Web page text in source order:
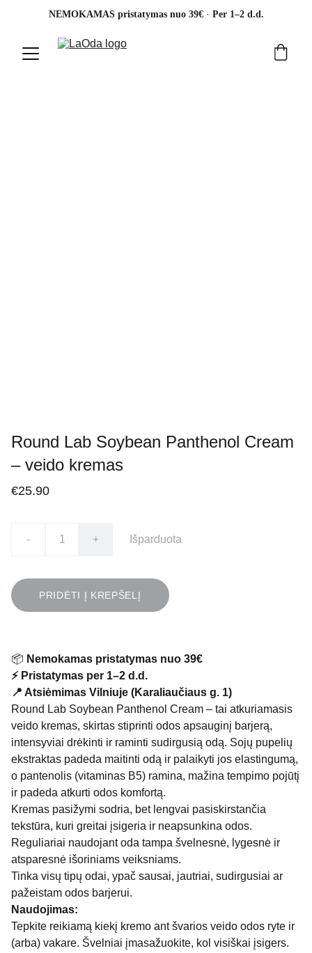
NEMOKAMAS pristatymas nuo 39€ · Per 1–2 d.d.
Round Lab Soybean Panthenol Cream
– veido kremas
€25.90
- + Išparduota
PRIDĖTI Į KREPŠELĮ
📦 Nemokamas pristatymas nuo 39€
⚡ Pristatymas per 1–2 d.d.
📍 Atsiėmimas Vilniuje (Karaliaučiaus g. 1)
Round Lab Soybean Panthenol Cream – tai atkuriamasis
veido kremas, skirtas stiprinti odos apsauginį barjerą,
intensyviai drėkinti ir raminti sudirgusią odą. Sojų pupelių
ekstraktas padeda maitinti odą ir palaikyti jos elastingumą,
o pantenolis (vitaminas B5) ramina, mažina tempimo pojūtį
ir padeda atkurti odos komfortą.
Kremas pasižymi sodria, bet lengvai pasiskirstančia
tekstūra, kuri greitai įsigeria ir neapsunkina odos.
Reguliariai naudojant oda tampa švelnesnė, lygesnė ir
atsparesnė išoriniams veiksniams.
Tinka visų tipų odai, ypač sausai, jautriai, sudirgusiai ar
pažeistam odos barjerui.
Naudojimas:
Tepkite reikiamą kiekį kremo ant švarios veido odos ryte ir
(arba) vakare. Švelniai įmasažuokite, kol visiškai įsigers.